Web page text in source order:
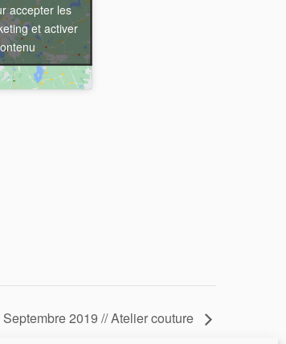
accepter les
et activer
Septembre 2019 // Atelier couture